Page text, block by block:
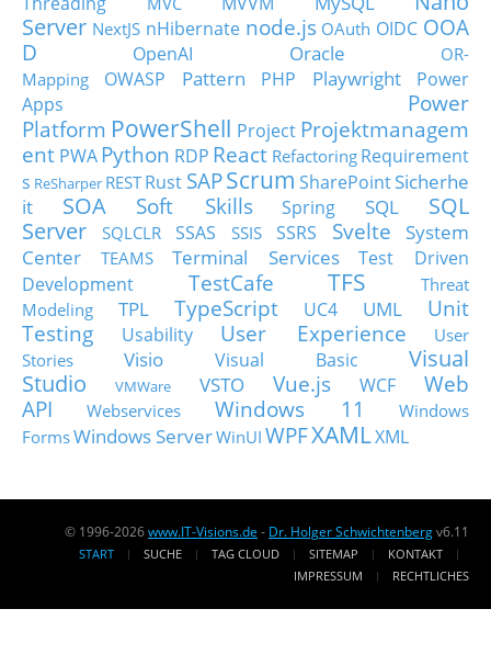
Server NextJS nHibernate node.js OAuth OIDC OOA
D
OpenAI Oracle
OR-
Mapping
OWASP Pattern PHP Playwright
Power
Apps
Power
Platform PowerShell Project Projektmanagem
ent PWA Python RDP React Refactoring Requirement
s ReSharper RESTRust SAPScrum SharePointSicherhe
it
SOA Soft Skills Spring SQL
SQL
Server
SQLCLR SSAS SSIS SSRS Svelte
System
Center
TEAMS Terminal Services
Test Driven
Development
TestCafe TFS
Threat
Modeling
TPL TypeScript UC4 UML
Unit
Testing
Usability User Experience
User
Stories
Visio Visual Basic
Visual
Studio
VMWare VSTO Vue.js WCF
Web
API
Webservices Windows 11
Windows
FormsWindows ServerWinUI WPFXAMLXML
© 1996-2026www.IT-Visions.de - Dr. Holger Schwichtenbergv6.11
START SUCHE TAG CLOUD SITEMAP
KONTAKT
IMPRESSUM
RECHTLICHES